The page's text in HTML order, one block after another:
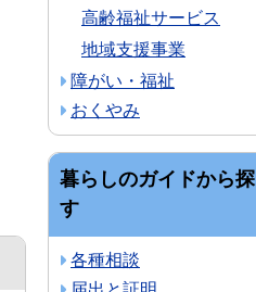
高齢福祉サービス
地域支援事業
障がい・福祉
おくやみ
暮らしのガイドから探
す
各種相談